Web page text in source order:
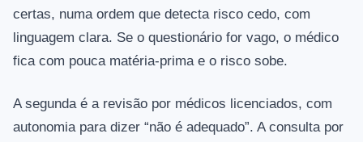
certas, numa ordem que detecta risco cedo, com
linguagem clara. Se o questionário for vago, o médico
fica com pouca matéria-prima e o risco sobe.
A segunda é a revisão por médicos licenciados, com
autonomia para dizer “não é adequado”. A consulta por